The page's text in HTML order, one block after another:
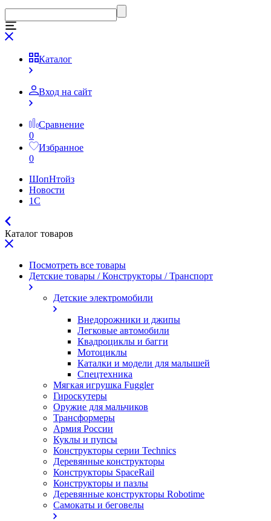
Каталог
Вход на сайт
Сравнение
0
Избранное
0
ШопНтойз
Новости
1C
Каталог товаров
Посмотреть все товары
Детские товары / Конструкторы / Транспорт
Детские электромобили
Внедорожники и джипы
Легковые автомобили
Квадроциклы и багги
Мотоциклы
Каталки и модели для малышей
Спецтехника
Мягкая игрушка Fuggler
Гироскутеры
Оружие для мальчиков
Трансформеры
Армия России
Куклы и пупсы
Конструкторы серии Technics
Деревянные конструкторы
Конструкторы SpaceRail
Конструкторы и пазлы
Деревянные конструкторы Robotime
Самокаты и беговелы